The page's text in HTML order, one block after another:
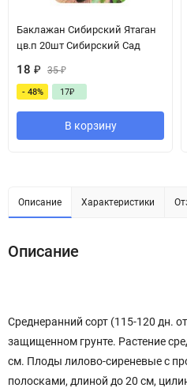
Баклажан Сибирский Ятаган
цв.п 20шт Сибирский Сад
18 ₽ 35₽
- 48% 17₽
В корзину
Описание Характеристики
Описание
Среднеранний сорт (115-120 дн.
защищенном грунте. Растение
см. Плоды лилово-сиреневые с
полосками, длиной до 20 см,